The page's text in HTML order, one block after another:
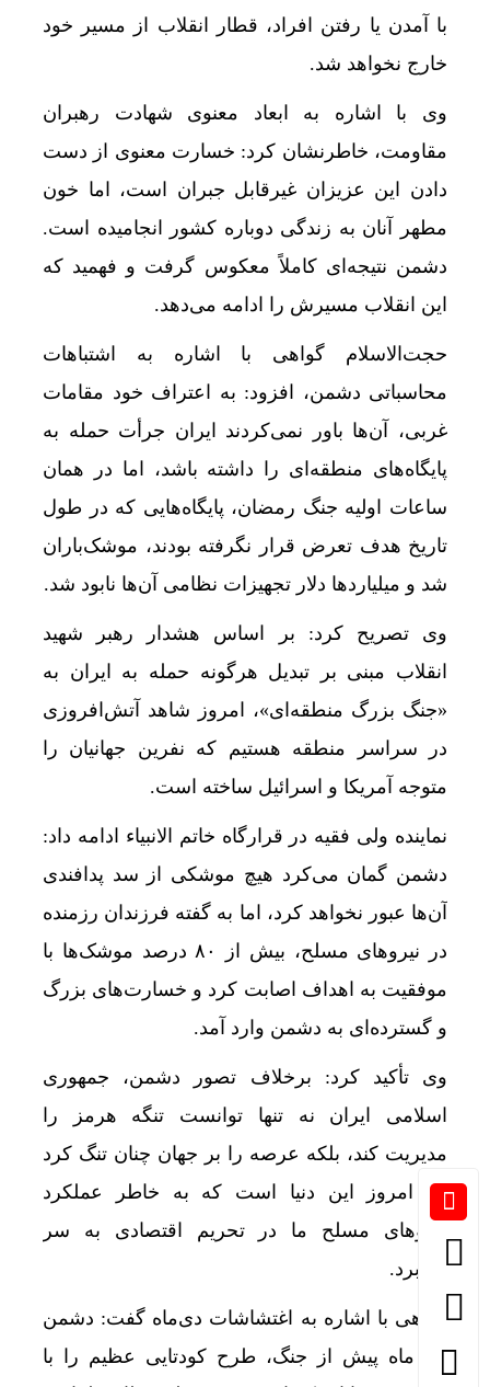
با آمدن یا رفتن افراد، قطار انقلاب از مسیر خود
خارج نخواهد شد.
وی با اشاره به ابعاد معنوی شهادت رهبران
مقاومت، خاطرنشان کرد: خسارت معنوی از دست
دادن این عزیزان غیرقابل جبران است، اما خون
مطهر آنان به زندگی دوباره کشور انجامیده است.
دشمن نتیجه‌ای کاملاً معکوس گرفت و فهمید که
این انقلاب مسیرش را ادامه می‌دهد.
حجت‌الاسلام گواهی با اشاره به اشتباهات
محاسباتی دشمن، افزود: به اعتراف خود مقامات
غربی، آن‌ها باور نمی‌کردند ایران جرأت حمله به
پایگاه‌های منطقه‌ای را داشته باشد، اما در همان
ساعات اولیه جنگ رمضان، پایگاه‌هایی که در طول
تاریخ هدف تعرض قرار نگرفته بودند، موشک‌باران
شد و میلیاردها دلار تجهیزات نظامی آن‌ها نابود شد.
وی تصریح کرد: بر اساس هشدار رهبر شهید
انقلاب مبنی بر تبدیل هرگونه حمله به ایران به
«جنگ بزرگ منطقه‌ای»، امروز شاهد آتش‌افروزی
در سراسر منطقه هستیم که نفرین جهانیان را
متوجه آمریکا و اسرائیل ساخته است.
نماینده ولی فقیه در قرارگاه خاتم الانبیاء ادامه داد:
دشمن گمان می‌کرد هیچ موشکی از سد پدافندی
آن‌ها عبور نخواهد کرد، اما به گفته فرزندان رزمنده
در نیروهای مسلح، بیش از ۸۰ درصد موشک‌ها با
موفقیت به اهداف اصابت کرد و خسارت‌های بزرگ
و گسترده‌ای به دشمن وارد آمد.
وی تأکید کرد: برخلاف تصور دشمن، جمهوری
اسلامی ایران نه تنها توانست تنگه هرمز را
مدیریت کند، بلکه عرصه را بر جهان چنان تنگ کرد
که امروز این دنیا است که به خاطر عملکرد
نیروهای مسلح ما در تحریم اقتصادی به سر
می‌برد.
گواهی با اشاره به اغتشاشات دی‌ماه گفت: دشمن
یک ماه پیش از جنگ، طرح کودتایی عظیم را با